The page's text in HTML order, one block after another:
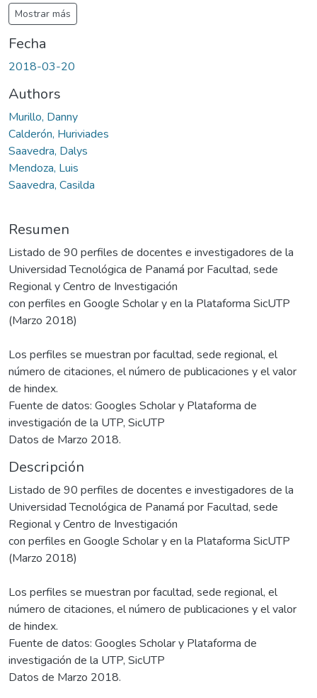
Mostrar más
Fecha
2018-03-20
Authors
Murillo, Danny
Calderón, Huriviades
Saavedra, Dalys
Mendoza, Luis
Saavedra, Casilda
Resumen
Listado de 90 perfiles de docentes e investigadores de la
Universidad Tecnológica de Panamá por Facultad, sede
Regional y Centro de Investigación
con perfiles en Google Scholar y en la Plataforma SicUTP
(Marzo 2018)
Los perfiles se muestran por facultad, sede regional, el
número de citaciones, el número de publicaciones y el valor
de hindex.
Fuente de datos: Googles Scholar y Plataforma de
investigación de la UTP, SicUTP
Datos de Marzo 2018.
Descripción
Listado de 90 perfiles de docentes e investigadores de la
Universidad Tecnológica de Panamá por Facultad, sede
Regional y Centro de Investigación
con perfiles en Google Scholar y en la Plataforma SicUTP
(Marzo 2018)
Los perfiles se muestran por facultad, sede regional, el
número de citaciones, el número de publicaciones y el valor
de hindex.
Fuente de datos: Googles Scholar y Plataforma de
investigación de la UTP, SicUTP
Datos de Marzo 2018.